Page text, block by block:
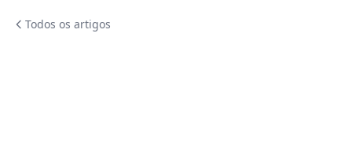
Todos os artigos